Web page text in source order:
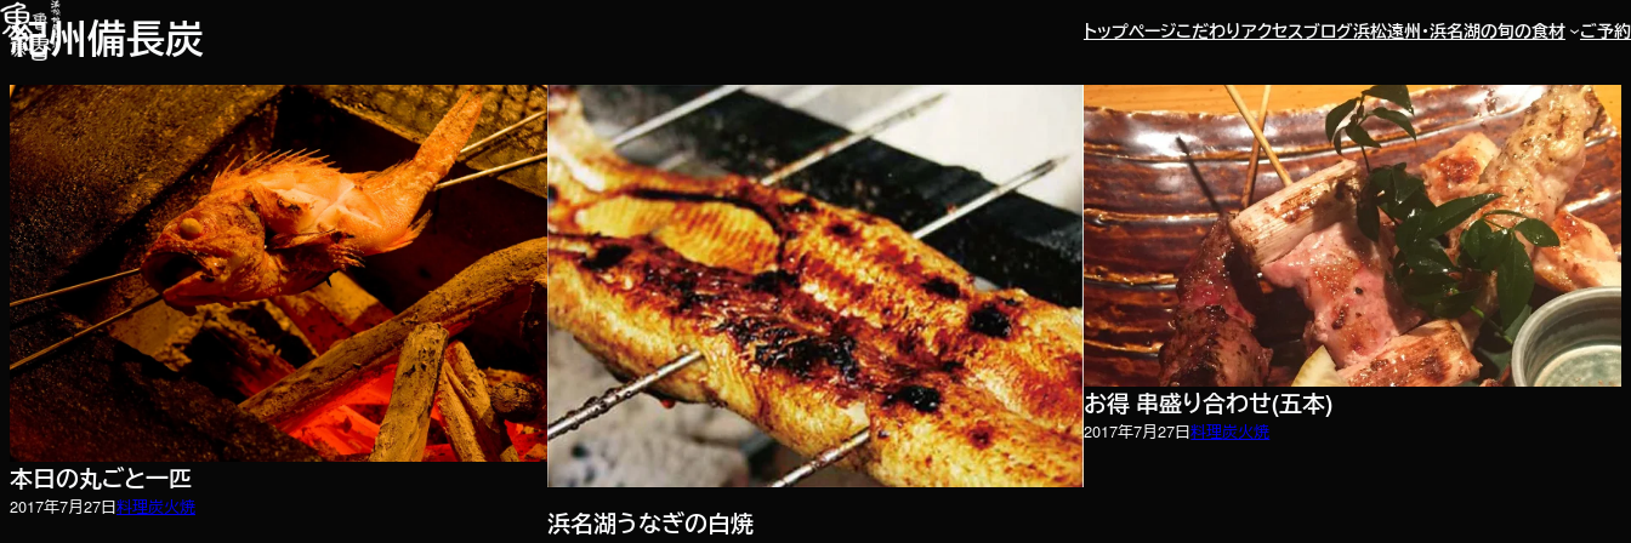
内
容
を
ス
キ
ッ
プ
トップページこだわりアクセスブログ浜松遠州・浜名湖の旬の食材 ご予約
紀州備長炭
本日の丸ごと一匹
2017年7月27日料理炭火焼
浜名湖うなぎの白焼
お得 串盛り合わせ(五本)
2017年7月27日料理炭火焼